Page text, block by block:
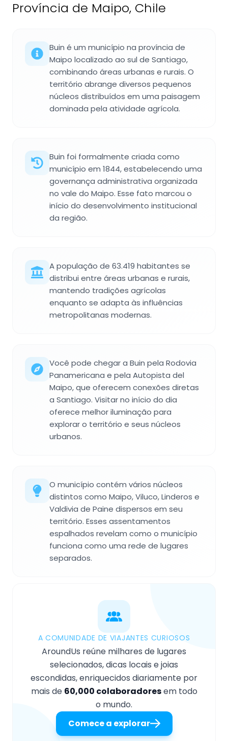
Província de Maipo, Chile
Buin é um município na província de
Maipo localizado ao sul de Santiago,
combinando áreas urbanas e rurais. O
território abrange diversos pequenos
núcleos distribuídos em uma paisagem
dominada pela atividade agrícola.
Buin foi formalmente criada como
município em 1844, estabelecendo uma
governança administrativa organizada
no vale do Maipo. Esse fato marcou o
início do desenvolvimento institucional
da região.
A população de 63.419 habitantes se
distribui entre áreas urbanas e rurais,
mantendo tradições agrícolas
enquanto se adapta às influências
metropolitanas modernas.
Você pode chegar a Buin pela Rodovia
Panamericana e pela Autopista del
Maipo, que oferecem conexões diretas
a Santiago. Visitar no início do dia
oferece melhor iluminação para
explorar o território e seus núcleos
urbanos.
O município contém vários núcleos
distintos como Maipo, Viluco, Linderos e
Valdivia de Paine dispersos em seu
território. Esses assentamentos
espalhados revelam como o município
funciona como uma rede de lugares
separados.
A COMUNIDADE DE VIAJANTES CURIOSOS
AroundUs reúne milhares de lugares
selecionados, dicas locais e joias
escondidas, enriquecidos diariamente por
mais de 60,000 colaboradoresem todo
o mundo.
Comece a explorar